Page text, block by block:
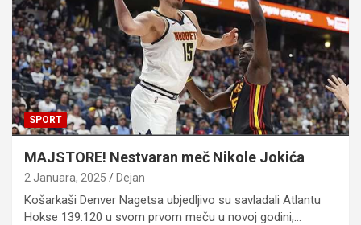
SPORT
MAJSTORE! Nestvaran meč Nikole Jokića
2 Januara, 2025 Dejan
Košarkaši Denver Nagetsa ubjedljivo su savladali Atlantu
Hokse 139:120 u svom prvom meču u novoj godini,…